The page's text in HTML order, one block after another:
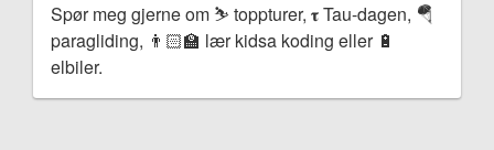
Spør meg gjerne om ⛷ toppturer, 𝛕 Tau-dagen, 🪂
paragliding, 👨🏻‍🏫 lær kidsa koding eller 🔋
elbiler.